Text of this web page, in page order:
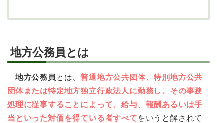
地方公務員とは
地方公務員 とは、普通地方公共団体、特別地方公共
団体または特定地方独立行政法人に勤務し、その事務
処理に従事することによって、給与、報酬あるいは手
当といった対価を得ている者すべて をいうと解されて